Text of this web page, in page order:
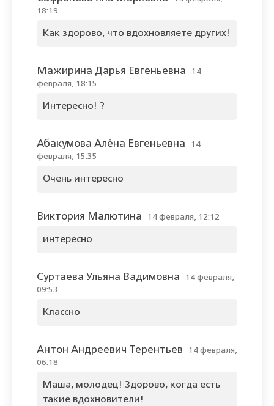
18:19
Как здорово, что вдохновляете других!
Мажирина Дарья Евгеньевна
14
февраля, 18:15
Интересно! ?
Абакумова Алёна Евгеньевна
14
февраля, 15:35
Очень интересно
Виктория Малютина 14 февраля, 12:12
интересно
Суртаева Ульяна Вадимовна
14 февраля,
09:53
Классно
Антон Андреевич Терентьев
14 февраля,
06:18
Маша, молодец! Здорово, когда есть
такие вдохновители!